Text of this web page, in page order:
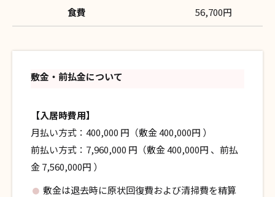
食費 56,700円
敷金・前払金について
【入居時費用】
月払い方式：400,000 円（敷金 400,000円 ）
前払い方式：7,960,000 円（敷金 400,000円 、前払
金 7,560,000円 ）
敷金は退去時に原状回復費および清掃費を精算